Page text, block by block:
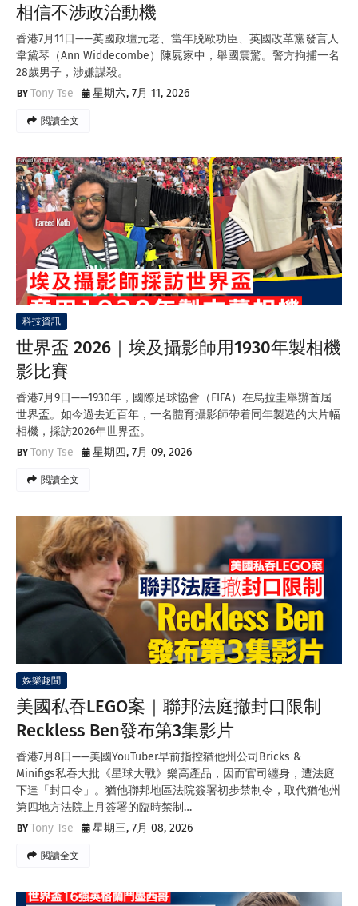
相信不涉政治動機
香港7月11日——英國政壇元老、當年脱歐功臣、英國改革黨發言人
韋黛琴（Ann Widdecombe）陳屍家中，舉國震驚。警方拘捕一名
28歲男子，涉嫌謀殺。
Tony Tse
星期六, 7月 11, 2026
閲讀全文
科技資訊
世界盃 2026｜埃及攝影師用1930年製相機
影比賽
香港7月9日——1930年，國際足球協會（FIFA）在烏拉圭舉辦首屆
世界盃。如今過去近百年，一名體育攝影師帶着同年製造的大片幅
相機，採訪2026年世界盃。
Tony Tse
星期四, 7月 09, 2026
閲讀全文
娛樂趣聞
美國私吞LEGO案｜聯邦法庭撤封口限制
Reckless Ben發布第3集影片
香港7月8日——美國YouTuber早前指控猶他州公司Bricks &
Minifigs私吞大批《星球大戰》樂高產品，因而官司纏身，遭法庭
下達「封口令」。猶他聯邦地區法院簽署初步禁制令，取代猶他州
第四地方法院上月簽署的臨時禁制…
Tony Tse
星期三, 7月 08, 2026
閲讀全文